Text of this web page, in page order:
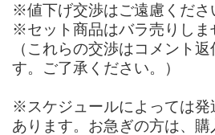
※値下げ交渉はご遠慮くださ
※セット商品はバラ売りしま
（これらの交渉はコメント
す。ご了承ください。）
※スケジュールによっては発
あります。お急ぎの方は、